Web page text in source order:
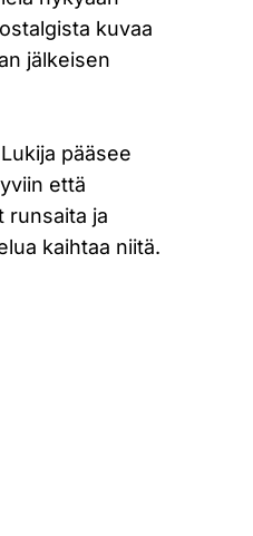
kuvaa
jälkeisen
pääsee
että
runsaita ja
kaihtaa niitä.